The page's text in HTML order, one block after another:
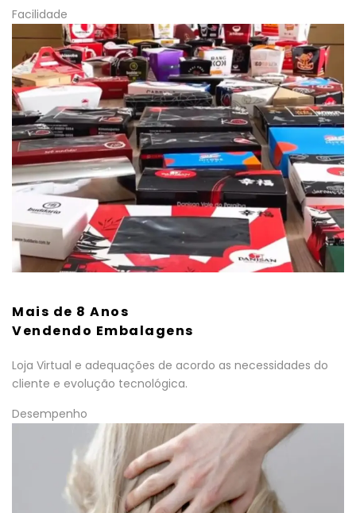
Facilidade
Mais de 8 Anos
Vendendo Embalagens
Loja Virtual e adequações de acordo as necessidades do
cliente e evolução tecnológica.
Desempenho